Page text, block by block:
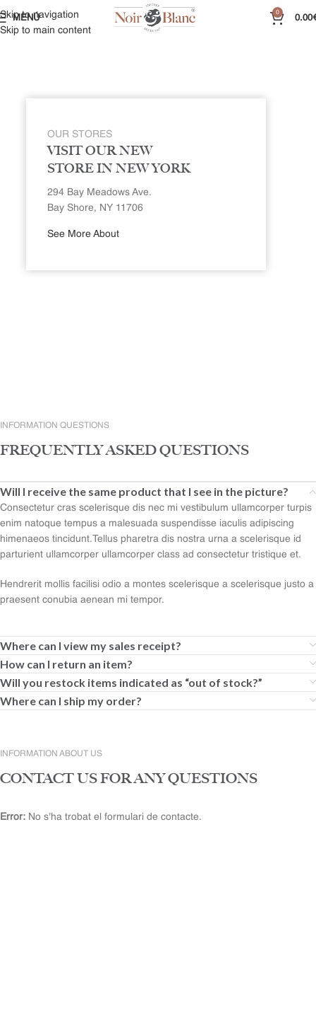
Skip to navigation
Skip to main content
MENÚ
0
0.00
OUR STORES
VISIT OUR NEW
STORE IN NEW YORK
294 Bay Meadows Ave.
Bay Shore, NY 11706
See More About
INFORMATION QUESTIONS
FREQUENTLY ASKED QUESTIONS
Will I receive the same product that I see in the picture?
Consectetur cras scelerisque dis nec mi vestibulum ullamcorper turpis
enim natoque tempus a malesuada suspendisse iaculis adipiscing
himenaeos tincidunt.Tellus pharetra dis nostra urna a scelerisque id
parturient ullamcorper ullamcorper class ad consectetur tristique et.
Hendrerit mollis facilisi odio a montes scelerisque a scelerisque justo a
praesent conubia aenean mi tempor.
Where can I view my sales receipt?
How can I return an item?
Will you restock items indicated as “out of stock?”
Where can I ship my order?
INFORMATION ABOUT US
CONTACT US FOR ANY QUESTIONS
Error: No s'ha trobat el formulari de contacte.